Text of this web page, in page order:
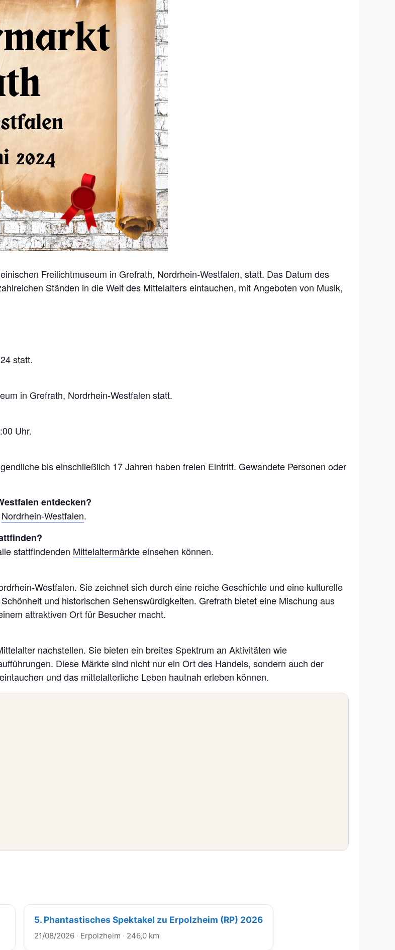
Freilichtmuseum in Grefrath, Nordrhein-Westfalen, statt. Das Datum des
Ständen in die Welt des Mittelalters eintauchen, mit Angeboten von Musik,
statt.
in Grefrath, Nordrhein-Westfalen statt.
Uhr.
bis einschließlich 17 Jahren haben freien Eintritt. Gewandete Personen oder
entdecken?
Nordrhein-Westfalen.
stattfindenden Mittelaltermärkteeinsehen können.
Westfalen. Sie zeichnet sich durch eine reiche Geschichte und eine kulturelle
und historischen Sehenswürdigkeiten. Grefrath bietet eine Mischung aus
attraktiven Ort für Besucher macht.
nachstellen. Sie bieten ein breites Spektrum an Aktivitäten wie
Diese Märkte sind nicht nur ein Ort des Handels, sondern auch der
und das mittelalterliche Leben hautnah erleben können.
5. Phantastisches Spektakel zu Erpolzheim (RP) 2026
21/08/2026 · Erpolzheim · 246,0 km